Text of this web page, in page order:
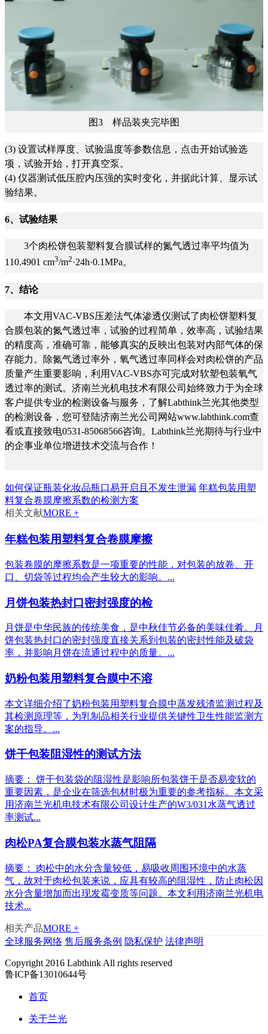
图3 样品装夹完毕图
(3) 设置试样厚度、试验温度等参数信息，点击开始试验选
项，试验开始，打开真空泵。
(4) 仪器测试低压腔内压强的实时变化，并据此计算、显示试
验结果。
6、试验结果
3个肉松饼包装塑料复合膜试样的氮气透过率平均值为
110.4901 cm3/m2·24h·0.1MPa。
7、结论
本文用VAC-VBS压差法气体渗透仪测试了肉松饼塑料复
合膜包装的氮气透过率，试验的过程简单，效率高，试验结果
的精度高，准确可靠，能够真实的反映出包装对内部气体的保
存能力。除氮气透过率外，氧气透过率同样会对肉松饼的产品
质量产生重要影响，利用VAC-VBS亦可完成对软塑包装氧气
透过率的测试。济南兰光机电技术有限公司始终致力于为全球
客户提供专业的检测设备与服务，了解Labthink兰光其他类型
的检测设备，您可登陆济南兰光公司网站www.labthink.com查
看或直接致电0531-85068566咨询。Labthink兰光期待与行业中
的企事业单位增进技术交流与合作！
如何保证瓶装化妆品瓶口易开启且不发生泄漏 年糕包装用塑
料复合卷膜摩擦系数的检测方案
相关文献MORE +
年糕包装用塑料复合卷膜摩擦
包装卷膜的摩擦系数是一项重要的性能，对包装的放卷、开
口、切袋等过程均会产生较大的影响。...
月饼包装热封口密封强度的检
月饼是中华民族的传统美食，是中秋佳节必备的美味佳肴。月
饼包装热封口的密封强度直接关系到包装的密封性能及破袋
率，并影响月饼在流通过程中的质量。...
奶粉包装用塑料复合膜中不溶
本文详细介绍了奶粉包装用塑料复合膜中蒸发残渣监测过程及
其检测原理等，为乳制品相关行业提供关键性卫生性能监测方
案的指导。...
饼干包装阻湿性的测试方法
摘要： 饼干包装袋的阻湿性是影响所包装饼干是否易变软的
重要因素，是企业在筛选包材时极为重要的参考指标。本文采
用济南兰光机电技术有限公司设计生产的W3/031水蒸气透过
率测试...
肉松PA复合膜包装水蒸气阻隔
摘要： 肉松中的水分含量较低，易吸收周围环境中的水蒸
气，故对于肉松包装来说，应具有较高的阻湿性，防止肉松因
水分含量增加而出现发霉变质等问题。本文利用济南兰光机电
技术...
相关产品MORE +
全球服务网络 售后服务条例 隐私保护 法律声明
Copyright 2016 Labthink All rights reserved
鲁ICP备13010644号
首页
关于兰光